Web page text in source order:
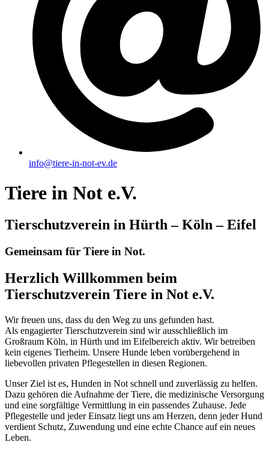
info@tiere-in-not-ev.de
Tiere in Not e.V.
Tierschutzverein in Hürth – Köln – Eifel
Gemeinsam für Tiere in Not.
Herzlich Willkommen beim
Tierschutzverein Tiere in Not e.V.
Wir freuen uns, dass du den Weg zu uns gefunden hast.
Als engagierter Tierschutzverein sind wir ausschließlich im
Großraum Köln, in Hürth und im Eifelbereich aktiv. Wir betreiben
kein eigenes Tierheim. Unsere Hunde leben vorübergehend in
liebevollen privaten Pflegestellen in diesen Regionen.
Unser Ziel ist es, Hunden in Not schnell und zuverlässig zu helfen.
Dazu gehören die Aufnahme der Tiere, die medizinische Versorgung
und eine sorgfältige Vermittlung in ein passendes Zuhause. Jede
Pflegestelle und jeder Einsatz liegt uns am Herzen, denn jeder Hund
verdient Schutz, Zuwendung und eine echte Chance auf ein neues
Leben.